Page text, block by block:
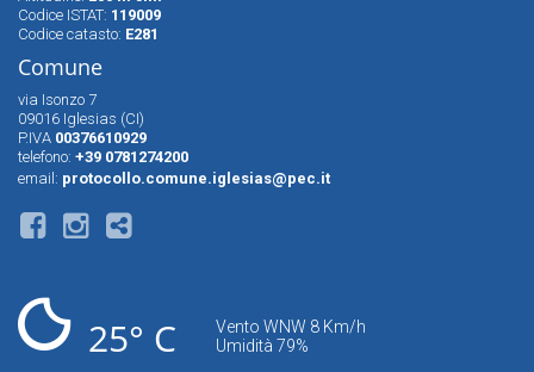
Codice ISTAT: 119009
Codice catasto: E281
Comune
via Isonzo 7
09016 Iglesias (CI)
P.IVA 00376610929
telefono: +39 0781274200
email: protocollo.comune.iglesias@pec.it
25° C
Vento WNW 8 Km/h
Umidità 79%